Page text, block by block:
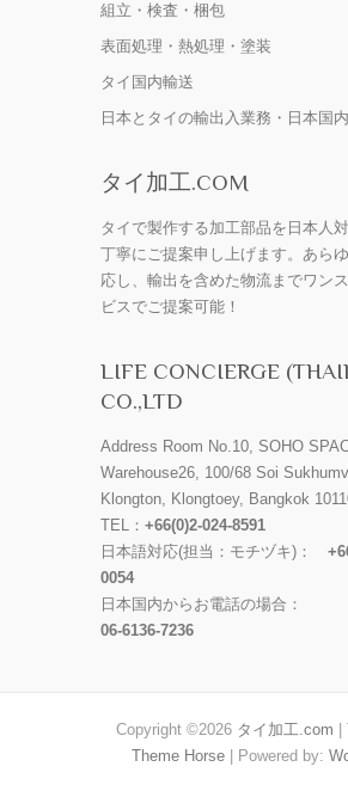
組立・検査・梱包
表面処理・熱処理・塗装
タイ国内輸送
日本とタイの輸出入業務・日本国
タイ加工.COM
タイで製作する加工部品を日本人
丁寧にご提案申し上げます。あら
応し、輸出を含めた物流までワン
ビスでご提案可能！
LIFE CONCIERGE
CO.,LTD
Address Room No.10, SOHO
Warehouse26, 100/68 Soi
Klongton, Klongtoey, Bangkok
TEL： +66(0)2-024-8591
日本語対応(担当：モチヅキ)：
0054
日本国内からお電話の場合：
06-6136-7236
Copyright ©2026 タイ加工.com
Theme Horse| Powered by: